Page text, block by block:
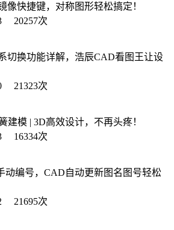
像快捷键，对称图形轻松搞定！
20257次
切换功能详解，浩辰CAD看图王让设
21323次
建模 | 3D高效设计，不再头疼！
16334次
动编号，CAD自动更新图名图号轻松
21695次